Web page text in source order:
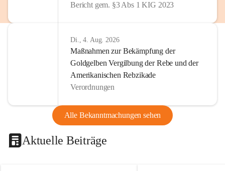
Bericht gem. §3 Abs 1 KIG 2023
Di., 4. Aug. 2026
Maßnahmen zur Bekämpfung der
Goldgelben Vergilbung der Rebe und der
Amerikanischen Rebzikade
Verordnungen
Alle Bekanntmachungen sehen
Aktuelle Beiträge